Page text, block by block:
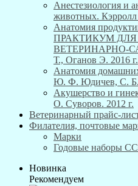
Анестезиология и
животных. Кэрролл
Анатомия
ПРАКТИКУМ
ВЕТЕРИНАРНО-
Т., Оганов Э. 2016 г.
Анатомия
Ю. Ф. Юдичев, С. Б.
Акушерство и
О. Суворов. 2012 г.
Ветеринарный прайс-
Филателия, почтовые
Марки
Годовые наборы
Новинка
Рекомендуем